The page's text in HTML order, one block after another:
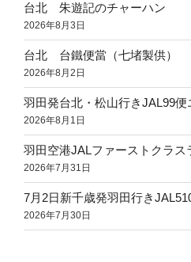
台北 朱遊記のチャーハン
2026年8月3日
台北 台鐵便當（七堵製供）
2026年8月2日
羽田発台北・松山行きJAL99便
2026年8月1日
羽田空港JALファーストクラス
2026年7月31日
7月2日新千歳発羽田行き
2026年7月30日